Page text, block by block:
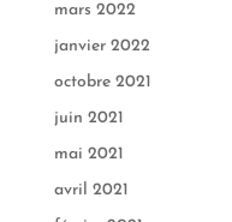
mars 2022
janvier 2022
octobre 2021
juin 2021
mai 2021
avril 2021